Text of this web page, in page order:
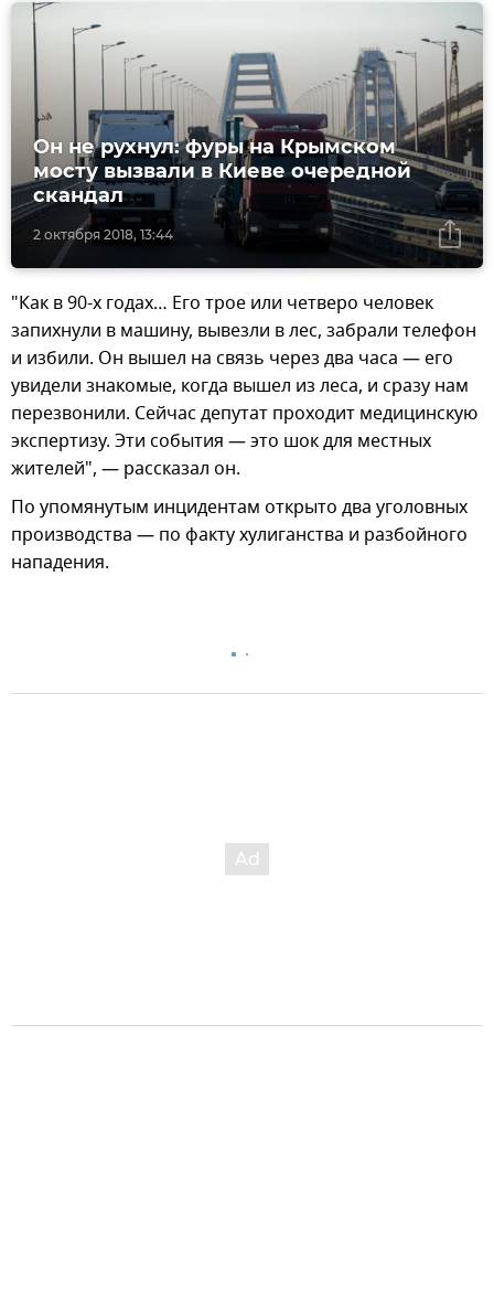
2 октября 2018, 13:44
Он не рухнул: фуры на Крымском
мосту вызвали в Киеве очередной
скандал
"Как в 90-х годах… Его трое или четверо человек
запихнули в машину, вывезли в лес, забрали телефон
и избили. Он вышел на связь через два часа — его
увидели знакомые, когда вышел из леса, и сразу нам
перезвонили. Сейчас депутат проходит медицинскую
экспертизу. Эти события — это шок для местных
жителей", — рассказал он.
По упомянутым инцидентам открыто два уголовных
производства — по факту хулиганства и разбойного
нападения.